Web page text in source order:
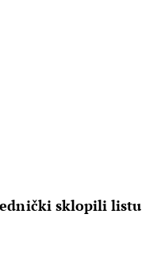
sklopili listu